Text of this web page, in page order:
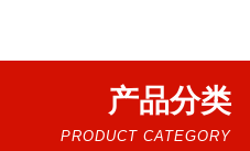
产品分类
PRODUCT CATEGORY